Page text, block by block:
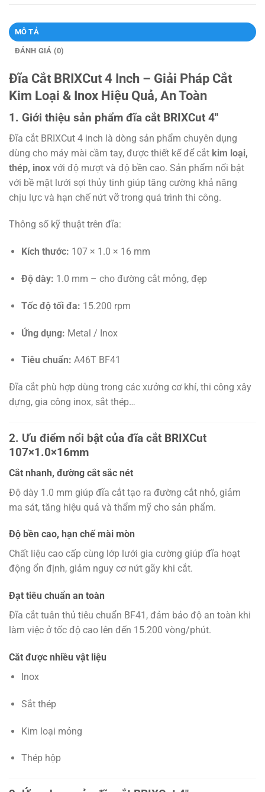
MÔ TẢ
ĐÁNH GIÁ (0)
Đĩa Cắt BRIXCut 4 Inch – Giải Pháp Cắt
Kim Loại & Inox Hiệu Quả, An Toàn
1. Giới thiệu sản phẩm đĩa cắt BRIXCut 4″
Đĩa cắt BRIXCut 4 inch là dòng sản phẩm chuyên dụng
dùng cho máy mài cầm tay, được thiết kế để cắt kim loại,
thép, inox với độ mượt và độ bền cao. Sản phẩm nổi bật
với bề mặt lưới sợi thủy tinh giúp tăng cường khả năng
chịu lực và hạn chế nứt vỡ trong quá trình thi công.
Thông số kỹ thuật trên đĩa:
Kích thước: 107 × 1.0 × 16 mm
Độ dày: 1.0 mm – cho đường cắt mỏng, đẹp
Tốc độ tối đa: 15.200 rpm
Ứng dụng: Metal / Inox
Tiêu chuẩn: A46T BF41
Đĩa cắt phù hợp dùng trong các xưởng cơ khí, thi công xây
dựng, gia công inox, sắt thép…
2. Ưu điểm nổi bật của đĩa cắt BRIXCut
107×1.0×16mm
Cắt nhanh, đường cắt sắc nét
Độ dày 1.0 mm giúp đĩa cắt tạo ra đường cắt nhỏ, giảm
ma sát, tăng hiệu quả và thẩm mỹ cho sản phẩm.
Độ bền cao, hạn chế mài mòn
Chất liệu cao cấp cùng lớp lưới gia cường giúp đĩa hoạt
động ổn định, giảm nguy cơ nứt gãy khi cắt.
Đạt tiêu chuẩn an toàn
Đĩa cắt tuân thủ tiêu chuẩn BF41, đảm bảo độ an toàn khi
làm việc ở tốc độ cao lên đến 15.200 vòng/phút.
Cắt được nhiều vật liệu
Inox
Sắt thép
Kim loại mỏng
Thép hộp